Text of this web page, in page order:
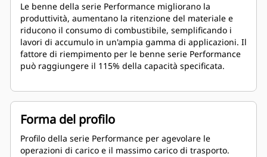
Le benne della serie Performance migliorano la
produttività, aumentano la ritenzione del materiale e
riducono il consumo di combustibile, semplificando i
lavori di accumulo in un'ampia gamma di applicazioni. Il
fattore di riempimento per le benne serie Performance
può raggiungere il 115% della capacità specificata.
Forma del profilo
Profilo della serie Performance per agevolare le
operazioni di carico e il massimo carico di trasporto.